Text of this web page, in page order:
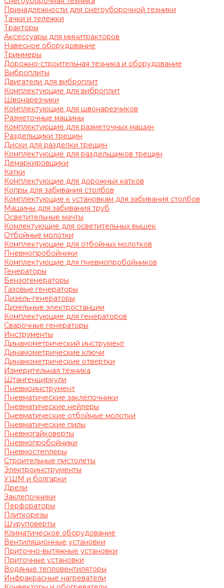
Принадлежности для снегоуборочной техники
Тачки и тележки
Тракторы
Аксессуары для минитракторов
Навесное оборудование
Триммеры
Дорожно-строительная техника и оборудование
Виброплиты
Двигатели для виброплит
Комплектующие для виброплит
Швонарезчики
Комплектующие для швонарезчиков
Разметочные машины
Комплектующие для разметочных машин
Раздельщики трещин
Диски для разделки трещин
Комплектующие для раздельщиков трещин
Демаркировщики
Катки
Комплектующие для дорожных катков
Копры для забивания столбов
Комплектующие к установкам для забивания столбов
Машины для забивания труб
Осветительные мачты
Комлектующие для осветительных вышек
Отбойные молотки
Комплектующие для отбойных молотков
Пневмопробойники
Комплектующие для пневмопробойников
Генераторы
Бензогенераторы
Газовые генераторы
Дизель-генераторы
Дизельные электростанции
Комплектующие для генераторов
Сварочные генераторы
Инструменты
Динамометрический инструмент
Динамометрические ключи
Динамометрические отвертки
Измерительная техника
Штангенциркули
Пневмоинструмент
Пневматические заклёпочники
Пневматические нейлеры
Пневматические отбойные молотки
Пневматические пилы
Пневмогайковерты
Пневмопробойники
Пневмостеплеры
Строительные пистолеты
Электроинструменты
УШМ и болгарки
Дрели
Заклепочники
Перфораторы
Плиткорезы
Шуруповерты
Климатическое оборудование
Вентиляционные установки
Приточно-вытяжные установки
Приточные установки
Водяные тепловентиляторы
Инфракрасные нагреватели